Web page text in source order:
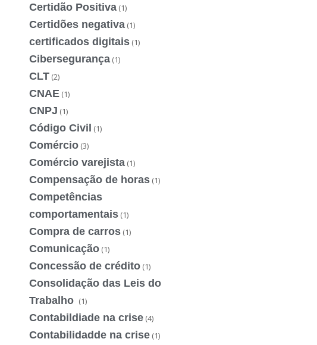
Certidão Positiva (1)
Certidões negativa (1)
certificados digitais (1)
Cibersegurança (1)
CLT (2)
CNAE (1)
CNPJ (1)
Código Civil (1)
Comércio (3)
Comércio varejista (1)
Compensação de horas (1)
Competências
comportamentais (1)
Compra de carros (1)
Comunicação (1)
Concessão de crédito (1)
Consolidação das Leis do
Trabalho (1)
Contabildiade na crise (4)
Contabilidadde na crise (1)